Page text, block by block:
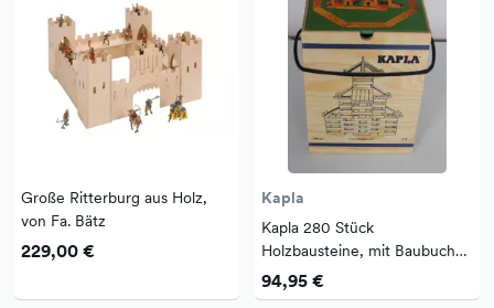
Große Ritterburg aus Holz,
von Fa. Bätz
229,00 €
Kapla
Kapla 280 Stück
Holzbausteine, mit Baubuch
grün
94,95 €